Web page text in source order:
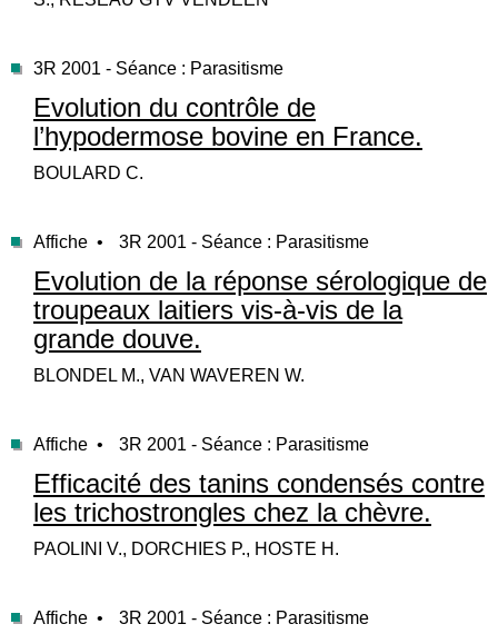
3R 2001 - Séance : Parasitisme
Evolution du contrôle de
l’hypodermose bovine en France.
BOULARD C.
Affiche • 3R 2001 - Séance : Parasitisme
Evolution de la réponse sérologique de
troupeaux laitiers vis-à-vis de la
grande douve.
BLONDEL M., VAN WAVEREN W.
Affiche • 3R 2001 - Séance : Parasitisme
Efficacité des tanins condensés contre
les trichostrongles chez la chèvre.
PAOLINI V., DORCHIES P., HOSTE H.
Affiche • 3R 2001 - Séance : Parasitisme